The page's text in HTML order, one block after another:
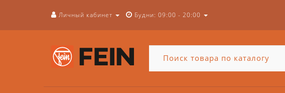
Личный кабинет Будни: 09:00 - 20:00